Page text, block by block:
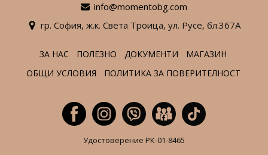
info@momentobg.com
гр. София, ж.к. Света Троица, ул. Русе, бл.367А
ЗА НАС ПОЛЕЗНО ДОКУМЕНТИ
МАГАЗИН
ОБЩИ УСЛОВИЯ
ПОЛИТИКА ЗА ПОВЕРИТЕЛНОСТ
Удостоверение РК-01-8465